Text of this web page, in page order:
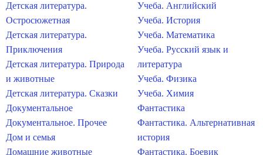
Детская литература.
Остросюжетная
Детская литература.
Приключения
Детская литература. Природа
и животные
Детская литература. Сказки
Документальное
Документальное. Прочее
Дом и семья
Домашние животные
Учеба. Английский
Учеба. История
Учеба. Математика
Учеба. Русский язык и
литература
Учеба. Физика
Учеба. Химия
Фантастика
Фантастика. Альтернативная
история
Фантастика. Боевик